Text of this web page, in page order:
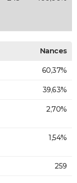
Nances
60,37%
39,63%
2,70%
1,54%
259